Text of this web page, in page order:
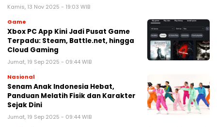
Kamis, 13 Nov 2025 - 19:03 WIB
Game
Xbox PC App Kini Jadi Pusat Game
Terpadu: Steam, Battle.net, hingga
Cloud Gaming
Jumat, 19 Sep 2025 - 09:44 WIB
Nasional
Senam Anak Indonesia Hebat,
Panduan Melatih Fisik dan Karakter
Sejak Dini
Jumat, 19 Sep 2025 - 09:44 WIB